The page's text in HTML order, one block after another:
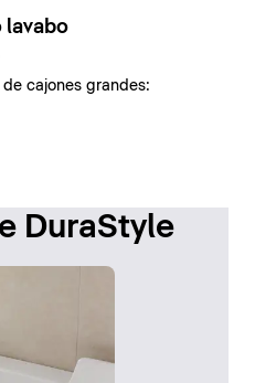
lavabo
cajones grandes:
DuraStyle